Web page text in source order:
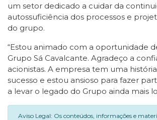
um setor dedicado a cuidar da
autossuficiência dos processos e
do grupo.
“Estou animado com a oportunidade
Grupo Sá Cavalcante. Agradeço a
acionistas. A empresa tem uma
sucesso e estou ansioso para fazer
a levar o legado do Grupo ainda mais
Aviso Legal: Os conteúdos, informações e